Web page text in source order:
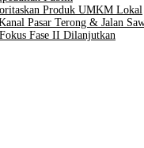
Produk UMKM Lokal
Pasar Terong & Jalan
Fase II Dilanjutkan